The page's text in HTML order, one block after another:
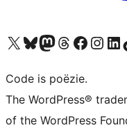
Bezoek ons X (voorheen Twitter) account
Bezoek ons Bluesky account
Bezoek ons Mastodon account
Bezoek ons Threads account
Onze Facebook
Bezoek onsBezoek
Code is poëzie.
The WordPress®
of the WordPress